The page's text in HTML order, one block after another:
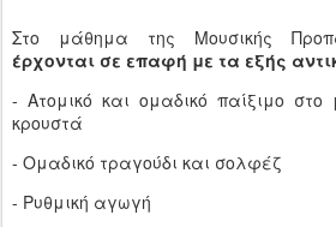
Στο μάθημα της Μουσικής
έρχονται σε επαφή με τα εξής
- Ατομικό και ομαδικό παίξιμο
κρουστά
- Ομαδικό τραγούδι και σολφέζ
- Ρυθμική αγωγή